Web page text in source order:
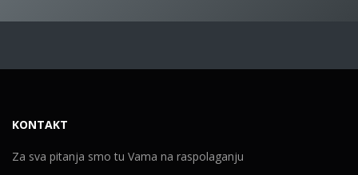
KONTAKT
Za sva pitanja smo tu Vama na raspolaganju